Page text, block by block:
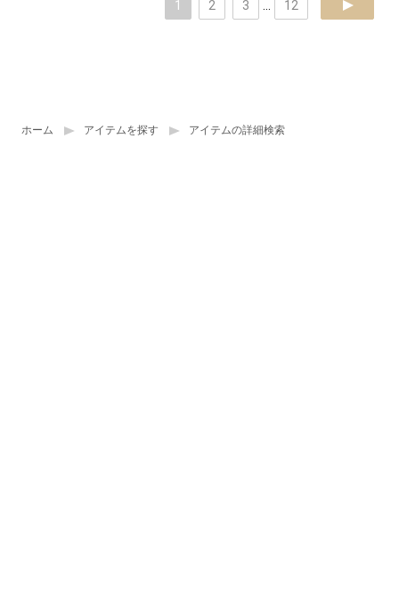
ホーム アイテムを探す アイテムの詳細検索
1 2 3 12 next